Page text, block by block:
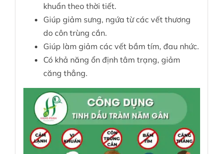
khuẩn theo thời tiết.
Giúp giảm sưng, ngứa từ các vết thương
do côn trùng cắn.
Giúp làm giảm các vết bầm tím, đau nhức.
Có khả năng ổn định tâm trạng, giảm
căng thẳng.